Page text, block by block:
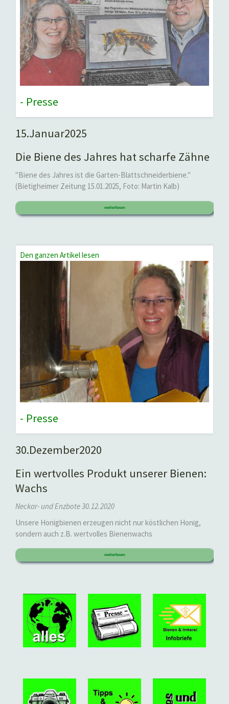
- Presse
15.Januar2025
Die Biene des Jahres hat scharfe Zähne
"Biene des Jahres ist die Garten-Blattschneiderbiene."
(Bietigheimer Zeitung 15.01.2025, Foto: Martin Kalb)
weiterlesen
Den ganzen Artikel lesen
- Presse
30.Dezember2020
Ein wertvolles Produkt unserer Bienen:
Wachs
Neckar- und Enzbote 30.12.2020
Unsere Honigbienen erzeugen nicht nur köstlichen Honig,
sondern auch z.B. wertvolles Bienenwachs
weiterlesen